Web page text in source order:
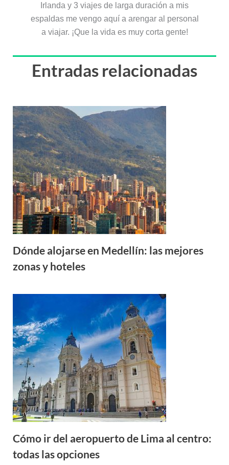
Irlanda y 3 viajes de larga duración a mis
espaldas me vengo aquí a arengar al personal
a viajar. ¡Que la vida es muy corta gente!
Entradas relacionadas
Dónde alojarse en Medellín: las mejores
zonas y hoteles
Cómo ir del aeropuerto de Lima al centro:
todas las opciones